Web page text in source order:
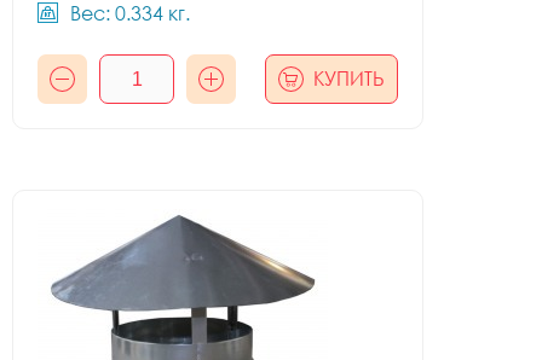
Вес: 0.334 кг.
КУПИТЬ